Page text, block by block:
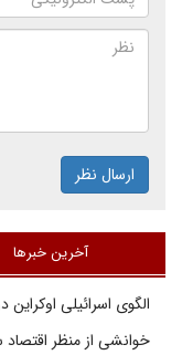
ارسال نظر
آخرین خبرها
الگوی اسرائیلی اوکراین
خوانشی از منظر اقتصاد